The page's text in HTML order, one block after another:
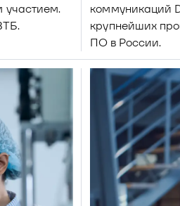
участием.
коммуникаций
крупнейших
ПО в России.